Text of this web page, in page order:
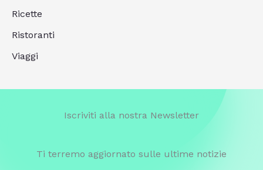
Ricette
Ristoranti
Viaggi
Iscriviti alla nostra Newsletter
Ti terremo aggiornato sulle ultime notizie